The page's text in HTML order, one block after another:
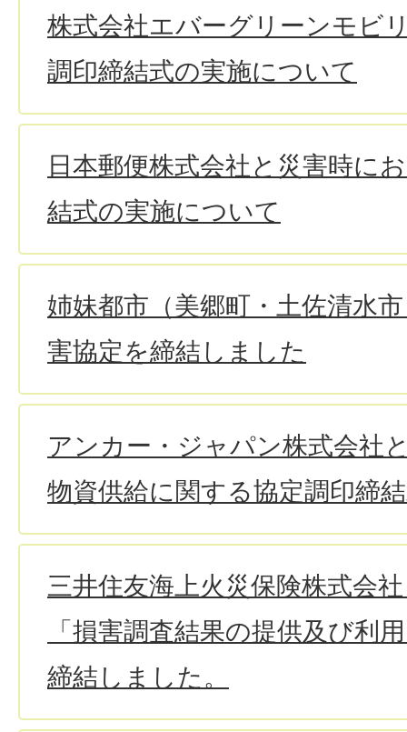
株式会社エバーグリーンモビ
調印締結式の実施について
日本郵便株式会社と災害時に
結式の実施について
姉妹都市（美郷町・土佐清水
害協定を締結しました
アンカー・ジャパン株式会社
物資供給に関する協定調印締
三井住友海上火災保険株式会
「損害調査結果の提供及び利
締結しました。